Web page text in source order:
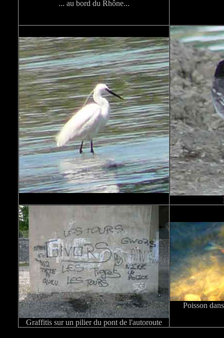
... au bord du Rhône...
Graffitis sur un pilier du pont de l'autoroute
Poisson